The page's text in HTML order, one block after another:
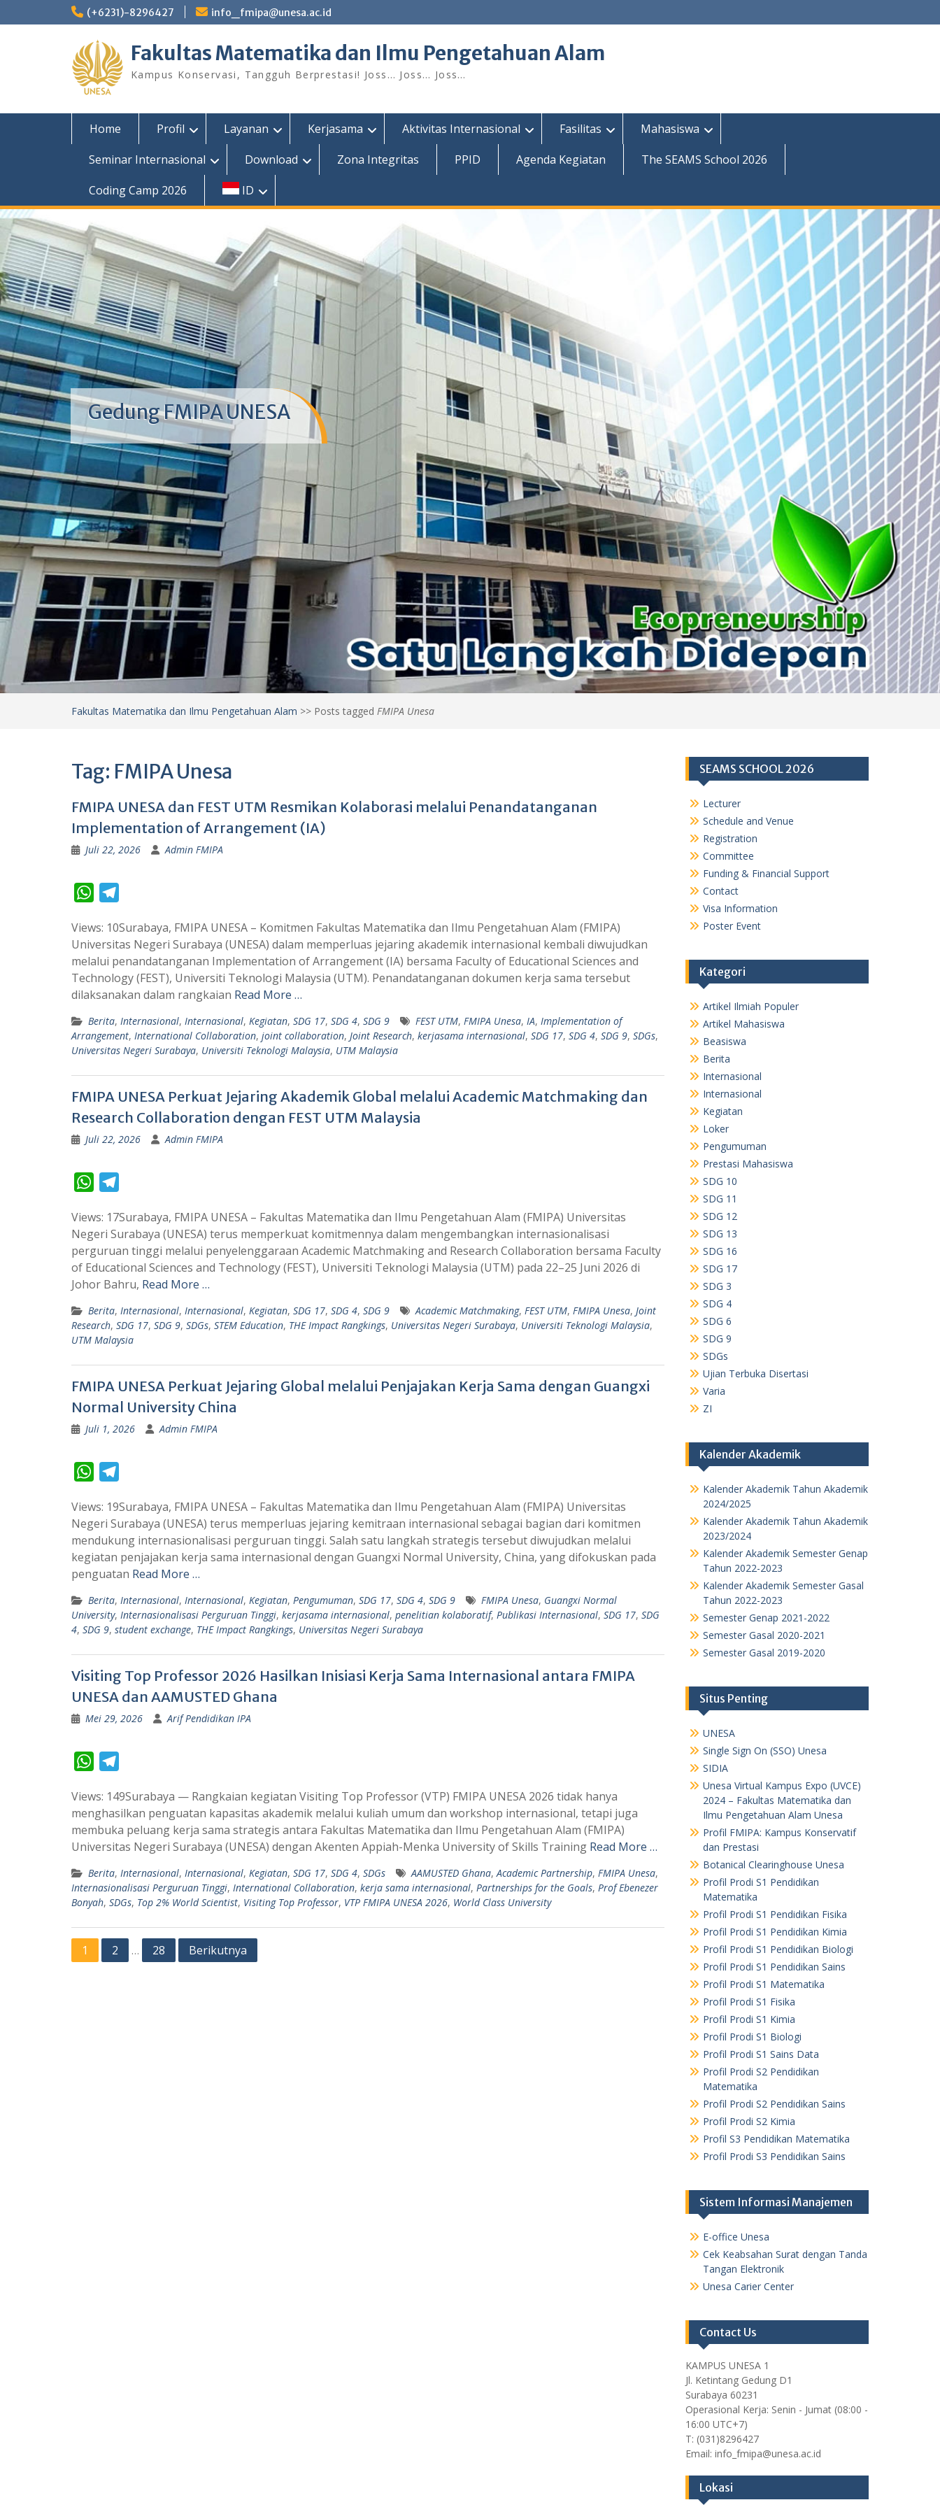
to
(+6231)-8296427 info_fmipa@unesa.ac.id
Fakultas Matematika dan Ilmu Pengetahuan Alam
Kampus Konservasi, Tangguh Berprestasi! Joss… Joss… Joss…
Home Profil Layanan Kerjasama Aktivitas Internasional Fasilitas
Mahasiswa
Seminar Internasional
Download Zona Integritas PPID Agenda Kegiatan
The SEAMS School 2026
Coding Camp 2026
ID
Gedung FMIPA UNESA
Fakultas Matematika dan Ilmu Pengetahuan Alam >> Posts tagged FMIPA Unesa
Tag: FMIPA Unesa
FMIPA UNESA dan FEST UTM Resmikan Kolaborasi melalui Penandatanganan
Implementation of Arrangement (IA)
Juli 22, 2026 Admin FMIPA
W
a
t
A
p
l
e
r
m
Views: 10Surabaya, FMIPA UNESA – Komitmen Fakultas Matematika dan Ilmu Pengetahuan Alam (FMIPA)
Universitas Negeri Surabaya (UNESA) dalam memperluas jejaring akademik internasional kembali diwujudkan
melalui penandatanganan Implementation of Arrangement (IA) bersama Faculty of Educational Sciences and
Technology (FEST), Universiti Teknologi Malaysia (UTM). Penandatanganan dokumen kerja sama tersebut
dilaksanakan dalam rangkaian Read More …
Berita, Internasional, Internasional, Kegiatan, SDG 17, SDG 4, SDG 9 FEST UTM, FMIPA Unesa, IA, Implementation of
Arrangement, International Collaboration, joint collaboration, Joint Research, kerjasama internasional, SDG 17, SDG 4, SDG 9, SDGs,
Universitas Negeri Surabaya, Universiti Teknologi Malaysia, UTM Malaysia
FMIPA UNESA Perkuat Jejaring Akademik Global melalui Academic Matchmaking dan
Research Collaboration dengan FEST UTM Malaysia
Juli 22, 2026 Admin FMIPA
W
a
t
s
A
p
l
e
g
r
m
Views: 17Surabaya, FMIPA UNESA – Fakultas Matematika dan Ilmu Pengetahuan Alam (FMIPA) Universitas
Negeri Surabaya (UNESA) terus memperkuat komitmennya dalam mengembangkan internasionalisasi
perguruan tinggi melalui penyelenggaraan Academic Matchmaking and Research Collaboration bersama Faculty
of Educational Sciences and Technology (FEST), Universiti Teknologi Malaysia (UTM) pada 22–25 Juni 2026 di
Johor Bahru, Read More …
Berita, Internasional, Internasional, Kegiatan, SDG 17, SDG 4, SDG 9 Academic Matchmaking, FEST UTM, FMIPA Unesa, Joint
Research, SDG 17, SDG 9, SDGs, STEM Education, THE Impact Rangkings, Universitas Negeri Surabaya, Universiti Teknologi Malaysia,
UTM Malaysia
FMIPA UNESA Perkuat Jejaring Global melalui Penjajakan Kerja Sama dengan Guangxi
Normal University China
Juli 1, 2026 Admin FMIPA
W
a
t
A
p
l
e
r
m
Views: 19Surabaya, FMIPA UNESA – Fakultas Matematika dan Ilmu Pengetahuan Alam (FMIPA) Universitas
Negeri Surabaya (UNESA) terus memperluas jejaring kemitraan internasional sebagai bagian dari komitmen
mendukung internasionalisasi perguruan tinggi. Salah satu langkah strategis tersebut diwujudkan melalui
kegiatan penjajakan kerja sama internasional dengan Guangxi Normal University, China, yang difokuskan pada
penguatan Read More …
Berita, Internasional, Internasional, Kegiatan, Pengumuman, SDG 17, SDG 4, SDG 9 FMIPA Unesa, Guangxi Normal
University, Internasionalisasi Perguruan Tinggi, kerjasama internasional, penelitian kolaboratif, Publikasi Internasional, SDG 17, SDG
4, SDG 9, student exchange, THE Impact Rangkings, Universitas Negeri Surabaya
Visiting Top Professor 2026 Hasilkan Inisiasi Kerja Sama Internasional antara FMIPA
UNESA dan AAMUSTED Ghana
Mei 29, 2026 Arif Pendidikan IPA
W
a
t
p
p
l
e
a
m
Views: 149Surabaya — Rangkaian kegiatan Visiting Top Professor (VTP) FMIPA UNESA 2026 tidak hanya
menghasilkan penguatan kapasitas akademik melalui kuliah umum dan workshop internasional, tetapi juga
membuka peluang kerja sama strategis antara Fakultas Matematika dan Ilmu Pengetahuan Alam (FMIPA)
Universitas Negeri Surabaya (UNESA) dengan Akenten Appiah-Menka University of Skills Training Read More …
Berita, Internasional, Internasional, Kegiatan, SDG 17, SDG 4, SDGs AAMUSTED Ghana,Academic Partnership, FMIPA Unesa,
Internasionalisasi Perguruan Tinggi, International Collaboration, kerja sama internasional, Partnerships for the Goals, Prof Ebenezer
Bonyah, SDGs, Top 2% World Scientist, Visiting Top Professor, VTP FMIPA UNESA 2026, World Class University
Paginasi
1 2 … 28 Berikutnya
SEAMS SCHOOL 2026
Lecturer
Schedule and Venue
Registration
Committee
Funding & Financial Support
Contact
Visa Information
Poster Event
Kategori
Artikel Ilmiah Populer
Artikel Mahasiswa
Beasiswa
Berita
Internasional
Internasional
Kegiatan
Loker
Pengumuman
Prestasi Mahasiswa
SDG 10
SDG 11
SDG 12
SDG 13
SDG 16
SDG 17
SDG 3
SDG 4
SDG 6
SDG 9
SDGs
Ujian Terbuka Disertasi
Varia
ZI
Kalender Akademik
Kalender Akademik Tahun Akademik
2024/2025
Kalender Akademik Tahun Akademik
2023/2024
Kalender Akademik Semester Genap
Tahun 2022-2023
Kalender Akademik Semester Gasal
Tahun 2022-2023
Semester Genap 2021-2022
Semester Gasal 2020-2021
Semester Gasal 2019-2020
Situs Penting
UNESA
Single Sign On (SSO) Unesa
SIDIA
Unesa Virtual Kampus Expo (UVCE)
2024 – Fakultas Matematika dan
Ilmu Pengetahuan Alam Unesa
Profil FMIPA: Kampus Konservatif
dan Prestasi
Botanical Clearinghouse Unesa
Profil Prodi S1 Pendidikan
Matematika
Profil Prodi S1 Pendidikan Fisika
Profil Prodi S1 Pendidikan Kimia
Profil Prodi S1 Pendidikan Biologi
Profil Prodi S1 Pendidikan Sains
Profil Prodi S1 Matematika
Profil Prodi S1 Fisika
Profil Prodi S1 Kimia
Profil Prodi S1 Biologi
Profil Prodi S1 Sains Data
Profil Prodi S2 Pendidikan
Matematika
Profil Prodi S2 Pendidikan Sains
Profil Prodi S2 Kimia
Profil S3 Pendidikan Matematika
Profil Prodi S3 Pendidikan Sains
Sistem Informasi Manajemen
E-office Unesa
Cek Keabsahan Surat dengan Tanda
Tangan Elektronik
Unesa Carier Center
Contact Us
KAMPUS UNESA 1
Jl. Ketintang Gedung D1
Surabaya 60231
Operasional Kerja: Senin - Jumat (08:00 -
16:00 UTC+7)
T: (031)8296427
Email: info_fmipa@unesa.ac.id
Lokasi